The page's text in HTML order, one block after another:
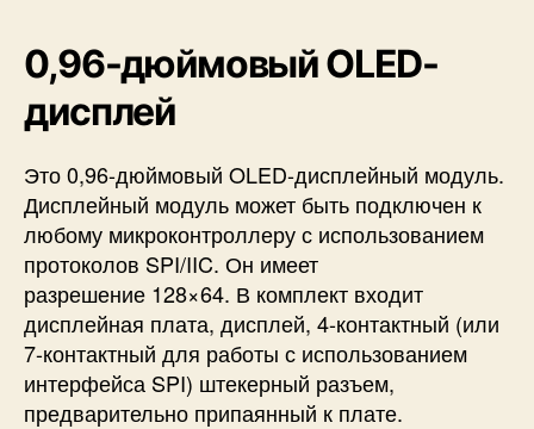
0,96-дюймовый OLED-
дисплей
Это 0,96-дюймовый OLED-дисплейный модуль.
Дисплейный модуль может быть подключен к
любому микроконтроллеру с использованием
протоколов SPI/IIC. Он имеет
разрешение 128×64. В комплект входит
дисплейная плата, дисплей, 4-контактный (или
7-контактный для работы с использованием
интерфейса SPI) штекерный разъем,
предварительно припаянный к плате.